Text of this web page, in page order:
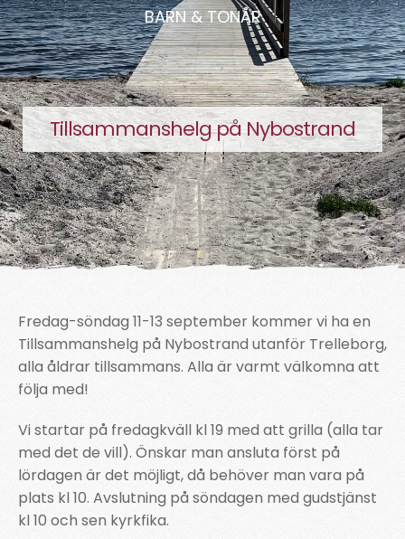
BARN & TONÅR
Tillsammanshelg på Nybostrand
Fredag-söndag 11-13 september kommer vi ha en
Tillsammanshelg på Nybostrand utanför Trelleborg,
alla åldrar tillsammans. Alla är varmt välkomna att
följa med!
Vi startar på fredagkväll kl 19 med att grilla (alla tar
med det de vill). Önskar man ansluta först på
lördagen är det möjligt, då behöver man vara på
plats kl 10. Avslutning på söndagen med gudstjänst
kl 10 och sen kyrkfika.